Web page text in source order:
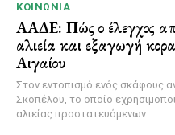
ΚΟΙΝΩΝΊΑ
ΑΑΔΕ: Πώς ο έλεγχος
αλιεία και εξαγωγή
Αιγαίου
Στον εντοπισμό ενός σκάφους
Σκοπέλου, το οποίο
αλιείας προστατευόμενων...